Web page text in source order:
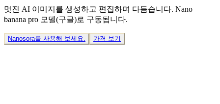
멋진 AI 이미지를 생성하고 편집하며 다듬습니다. Nano
banana pro 모델(구글)로 구동됩니다.
Nanosora를 사용해 보세요. 가격 보기